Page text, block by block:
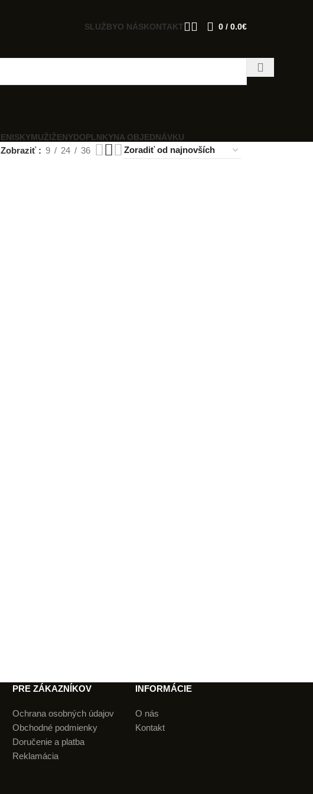
SLUŽBYO NÁSKONTAKT 0 / 0.0€
MUŽIŽENYDOPLNKYNA OBJEDNÁVKU
Zobraziť 9 24 36
PRE ZÁKAZNÍKOV
Ochrana osobných údajov
Obchodné podmienky
Doručenie a platba
Reklamácia
INFORMÁCIE
O nás
Kontakt